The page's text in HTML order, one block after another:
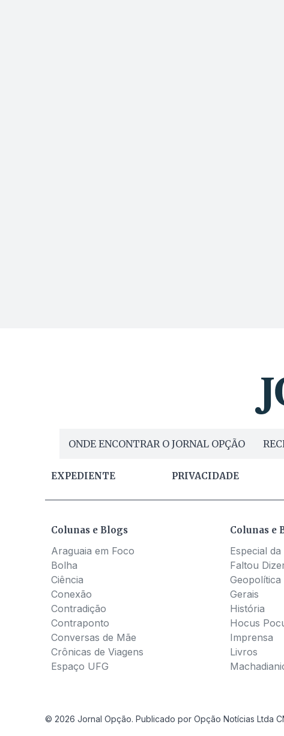
ONDE ENCONTRAR O JORNAL OPÇÃO
EXPEDIENTE PRIVACIDADE
Colunas e Blogs
Araguaia em Foco
Bolha
Ciência
Conexão
Contradição
Contraponto
Conversas de Mãe
Crônicas de Viagens
Espaço UFG
Colunas e
Especial
Faltou
Geopolítica
Gerais
História
Hocus
Imprensa
Livros
© 2026 Jornal Opção. Publicado por Opção Notícias Ltda